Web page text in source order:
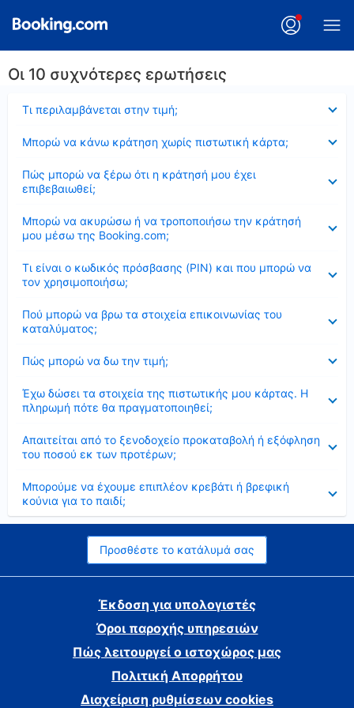
Οι 10 συχνότερες ερωτήσεις
Τι περιλαμβάνεται στην τιμή;
Μπορώ να κάνω κράτηση χωρίς πιστωτική κάρτα;
Πώς μπορώ να ξέρω ότι η κράτησή μου έχει
επιβεβαιωθεί;
Μπορώ να ακυρώσω ή να τροποποιήσω την κράτησή
μου μέσω της Booking.com;
Τι είναι ο κωδικός πρόσβασης (PIN) και που μπορώ να
τον χρησιμοποιήσω;
Πού μπορώ να βρω τα στοιχεία επικοινωνίας του
καταλύματος;
Πώς μπορώ να δω την τιμή;
Έχω δώσει τα στοιχεία της πιστωτικής μου κάρτας. Η
πληρωμή πότε θα πραγματοποιηθεί;
Απαιτείται από το ξενοδοχείο προκαταβολή ή εξόφληση
του ποσού εκ των προτέρων;
Μπορούμε να έχουμε επιπλέον κρεβάτι ή βρεφική
κούνια για το παιδί;
Προσθέστε το κατάλυμά σας
Έκδοση για υπολογιστές
Όροι παροχής υπηρεσιών
Πώς λειτουργεί ο ιστοχώρος μας
Πολιτική Απορρήτου
Διαχείριση ρυθμίσεων cookies